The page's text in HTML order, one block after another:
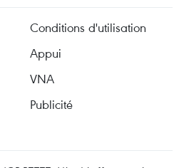
Conditions d'utilisation
Appui
VNA
Publicité